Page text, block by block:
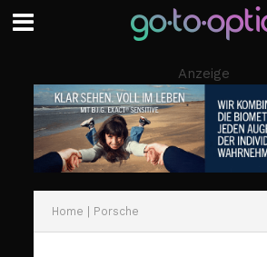
Anzeige
Home | Porsche